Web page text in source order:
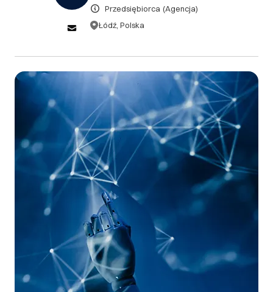
Przedsiębiorca (Agencja)
Łódź, Polska
oraz adresu rejestrowego, możliwości anulacji i
zwrotów, terminów i sposobów rozpatrywania
Zgodnie z obowiązującym prawem sprzedający w
sieci zobligowani są do podania informacji dla
konsumentów na temat: danych identyfikujących firmę
oraz adresu rejestrowego, możliwości anulacji i
zwrotów, terminów i sposobów rozpatrywania
reklamacji, szczegółów ewentualnej gwarancji.
DOWIEDZ SIĘ WIĘCEJ